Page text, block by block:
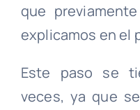
que
explicamos en el
Este paso se
veces, ya que